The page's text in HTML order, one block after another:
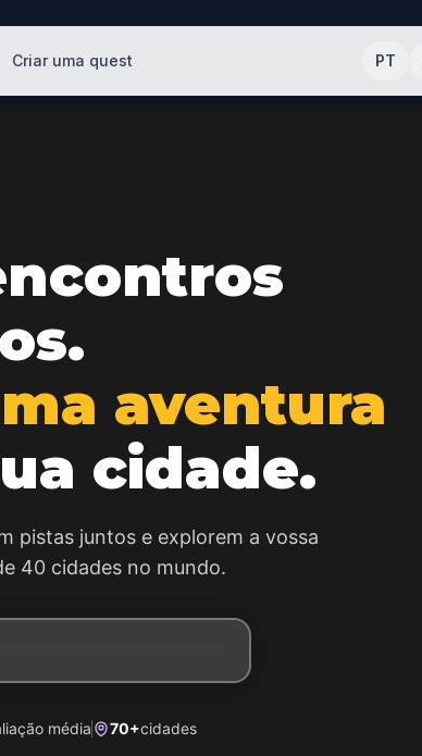
Criar uma quest PT
aventura
cidade.
pistas juntos e explorem a vossa
40 cidades no mundo.
média 70+cidades